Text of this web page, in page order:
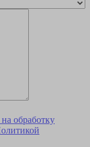
на обработку